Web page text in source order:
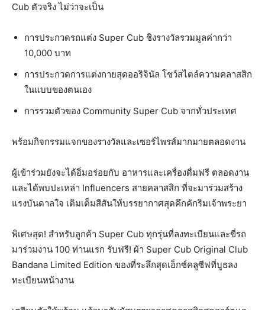
Cub ตัวจริง ไม่ว่าจะเป็น
การประกวดรถแต่ง Super Cub ชิงรางวัลรวมมูลค่ากว่า
10,000 บาท
การประกวดการแต่งกายสุดออริจินัล โชว์สไตล์ความคลาสสิก
ในแบบของตนเอง
การรวมตัวของ Community Super Cub จากทั่วประเทศ
พร้อมกิจกรรมแจกของรางวัลและเซอร์ไพรส์มากมายตลอดงาน
ผู้เข้าร่วมยังจะได้อิ่มอร่อยกับ อาหารและเครื่องดื่มฟรี ตลอดงาน
และได้พบปะเหล่า Influencers สายคลาสสิก ที่จะมาร่วมสร้าง
แรงบันดาลใจ เติมเต็มสีสันให้บรรยากาศสุดคึกคักริมเจ้าพระยา
พิเศษสุด! สำหรับลูกค้า Super Cub ทุกรุ่นที่ลงทะเบียนและขี่รถ
มาร่วมงาน 100 ท่านแรก รับฟรี! ผ้า Super Cub Original Club
Bandana Limited Edition ของที่ระลึกสุดเอ็กซ์คลูซีฟที่บูธลง
ทะเบียนหน้างาน